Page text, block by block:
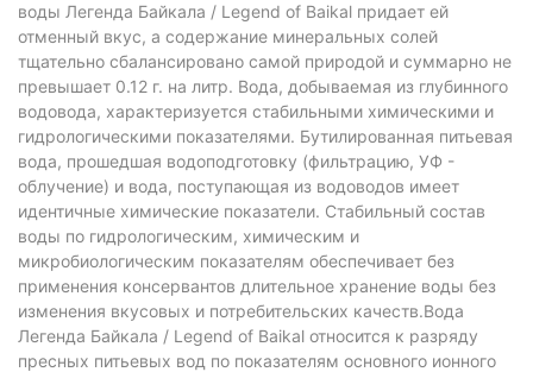
воды Легенда Байкала / Legend of Baikal придает ей
отменный вкус, а содержание минеральных солей
тщательно сбалансировано самой природой и суммарно не
превышает 0.12 г. на литр. Вода, добываемая из глубинного
водовода, характеризуется стабильными химическими и
гидрологическими показателями. Бутилированная питьевая
вода, прошедшая водоподготовку (фильтрацию, УФ -
облучение) и вода, поступающая из водоводов имеет
идентичные химические показатели. Стабильный состав
воды по гидрологическим, химическим и
микробиологическим показателям обеспечивает без
применения консервантов длительное хранение воды без
изменения вкусовых и потребительских качеств.Вода
Легенда Байкала / Legend of Baikal относится к разряду
пресных питьевых вод по показателям основного ионного